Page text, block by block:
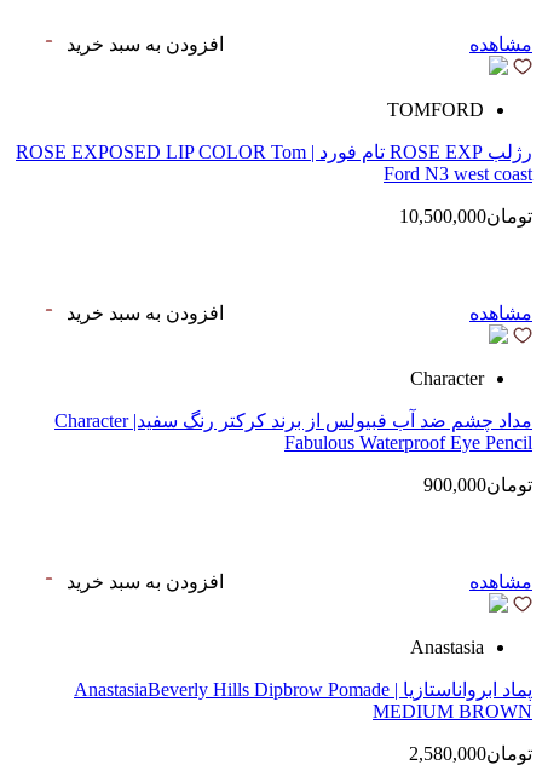
مشاهده افزودن به سبد خرید
TOMFORD
رژلب ROSE EXP تام فورد | ROSE EXPOSED LIP COLOR Tom
Ford N3 west coast
تومان10,500,000
مشاهده افزودن به سبد خرید
Character
مداد چشم ضد آب فبیولس از برند کرکتر رنگ سفید| Character
Fabulous Waterproof Eye Pencil
تومان900,000
مشاهده افزودن به سبد خرید
Anastasia
پماد ابرواناستازیا | AnastasiaBeverly Hills Dipbrow Pomade
MEDIUM BROWN
تومان2,580,000